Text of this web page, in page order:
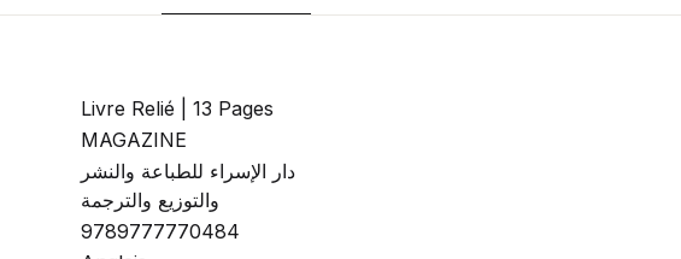
Livre Relié | 13 Pages
MAGAZINE
دار الإسراء للطباعة والنشر
والتوزيع والترجمة
9789777770484